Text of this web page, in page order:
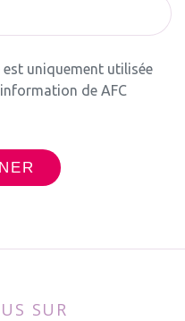
uniquement utilisée
de AFC
SUR